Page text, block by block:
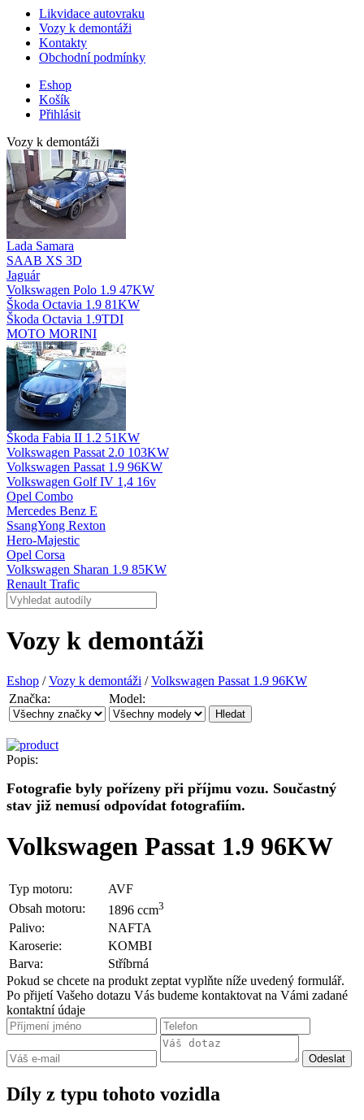
Likvidace autovraku
Vozy k demontáži
Kontakty
Obchodní podmínky
Eshop
Košík
Přihlásit
Vozy k demontáži
Lada Samara
SAAB XS 3D
Jaguár
Volkswagen Polo 1.9 47KW
Škoda Octavia 1.9 81KW
Škoda Octavia 1.9TDI
MOTO MORINI
Škoda Fabia II 1.2 51KW
Volkswagen Passat 2.0 103KW
Volkswagen Passat 1.9 96KW
Volkswagen Golf IV 1,4 16v
Opel Combo
Mercedes Benz E
SsangYong Rexton
Hero-Majestic
Opel Corsa
Volkswagen Sharan 1.9 85KW
Renault Trafic
Vozy k demontáži
Eshop /Vozy k demontáži /Volkswagen Passat 1.9 96KW
Značka:
Model:
Popis:
Fotografie byly pořízeny při příjmu vozu. Součastný
stav již nemusí odpovídat fotografiím.
Volkswagen Passat 1.9 96KW
Typ motoru:
AVF
Obsah motoru:
1896 ccm3
Palivo:
NAFTA
Karoserie:
KOMBI
Barva:
Stříbrná
Pokud se chcete na produkt zeptat vyplňte níže uvedený formulář.
Po přijetí Vašeho dotazu Vás budeme kontaktovat na Vámi zadané
kontaktní údaje
Díly z typu tohoto vozidla